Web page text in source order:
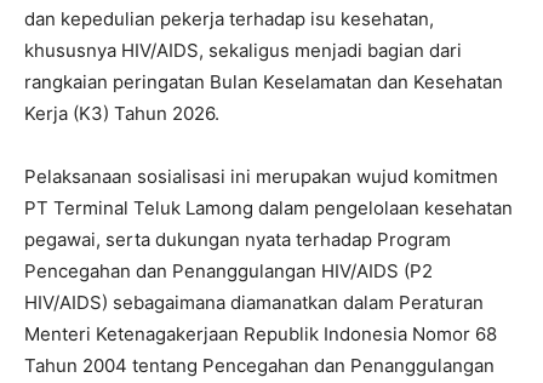
dan kepedulian pekerja terhadap isu kesehatan,
khususnya HIV/AIDS, sekaligus menjadi bagian dari
rangkaian peringatan Bulan Keselamatan dan Kesehatan
Kerja (K3) Tahun 2026.
Pelaksanaan sosialisasi ini merupakan wujud komitmen
PT Terminal Teluk Lamong dalam pengelolaan kesehatan
pegawai, serta dukungan nyata terhadap Program
Pencegahan dan Penanggulangan HIV/AIDS (P2
HIV/AIDS) sebagaimana diamanatkan dalam Peraturan
Menteri Ketenagakerjaan Republik Indonesia Nomor 68
Tahun 2004 tentang Pencegahan dan Penanggulangan